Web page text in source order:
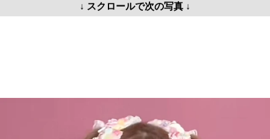
↓ スクロールで次の写真 ↓